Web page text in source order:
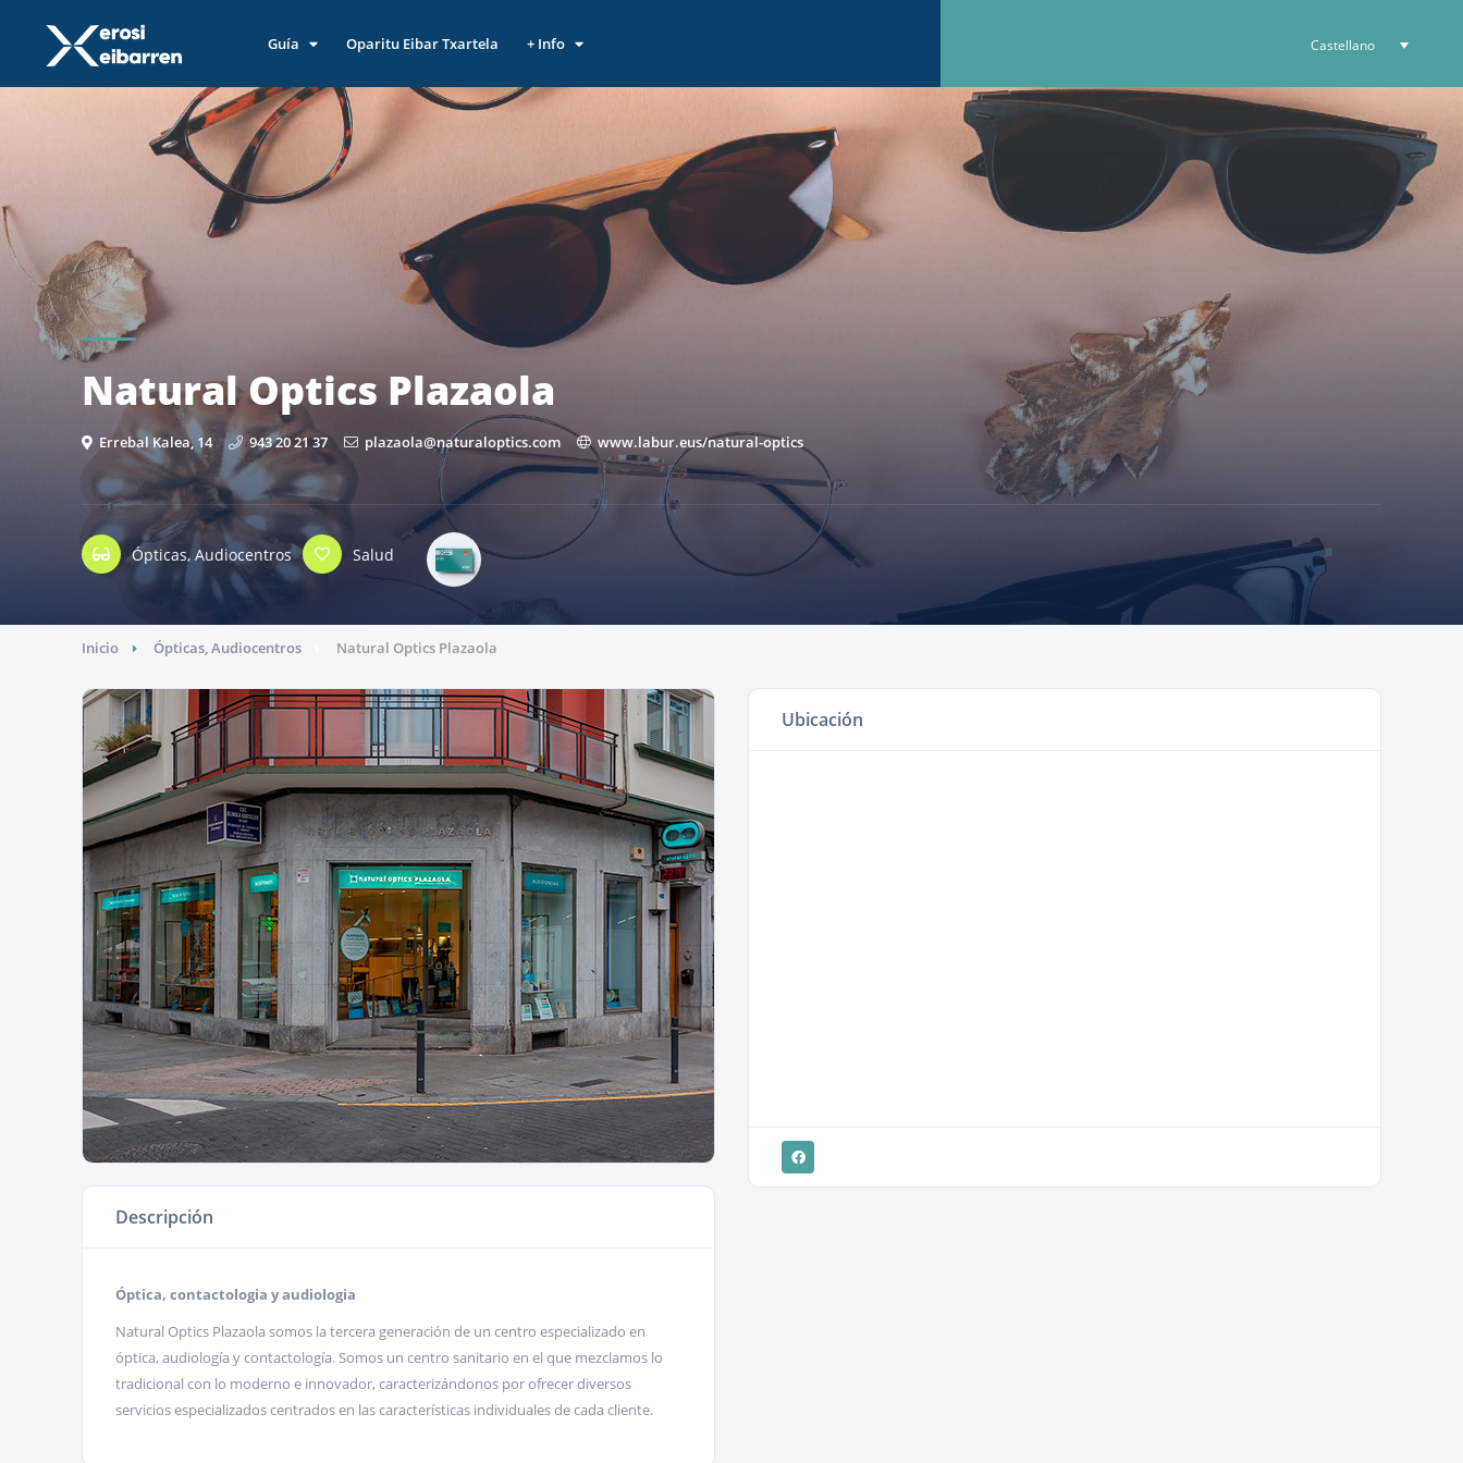
Castellano
Guía Oparitu Eibar Txartela + Info
Natural Optics Plazaola
Errebal Kalea, 14 943 20 21 37 plazaola@naturaloptics.com www.labur.eus/natural-optics
Ópticas, Audiocentros Salud
Inicio Ópticas, Audiocentros Natural Optics Plazaola
Descripción
Óptica, contactologia y audiologia
Natural Optics Plazaola somos la tercera generación de un centro especializado en
óptica, audiología y contactología. Somos un centro sanitario en el que mezclamos lo
tradicional con lo moderno e innovador, caracterizándonos por ofrecer diversos
servicios especializados centrados en las características individuales de cada cliente.
Ubicación